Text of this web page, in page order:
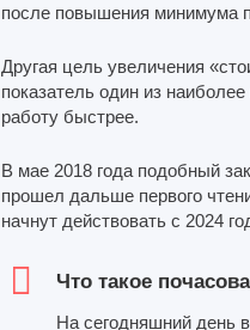
после повышения минимума
Другая цель увеличения
показатель один из
работу быстрее.
В мае 2018 года подобный
прошел дальше первого
начнут действовать с 2024
Что такое
На сегодняшний день